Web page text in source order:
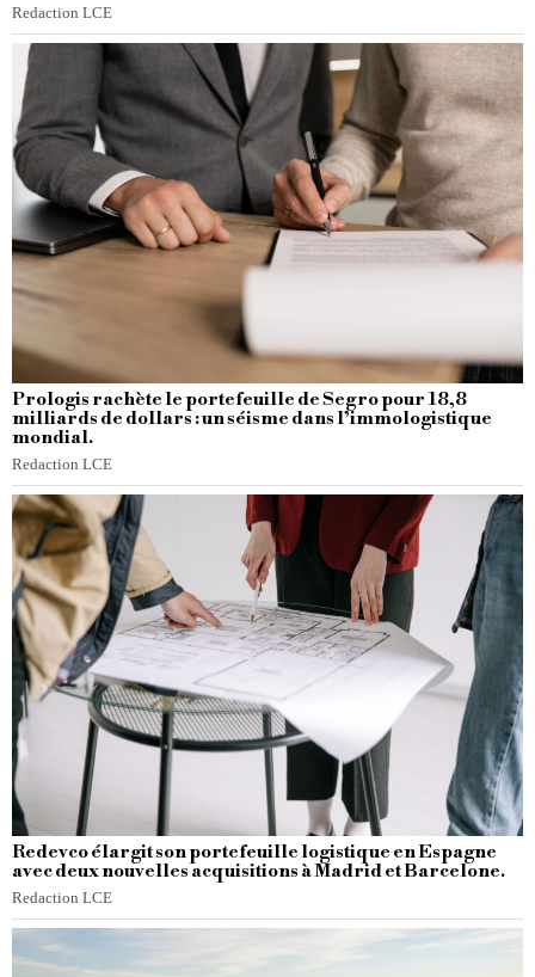
Redaction LCE
Prologis rachète le portefeuille de Segro pour 18,8
milliards de dollars : un séisme dans l’immologistique
mondial.
Redaction LCE
Redevco élargit son portefeuille logistique en Espagne
avec deux nouvelles acquisitions à Madrid et Barcelone.
Redaction LCE